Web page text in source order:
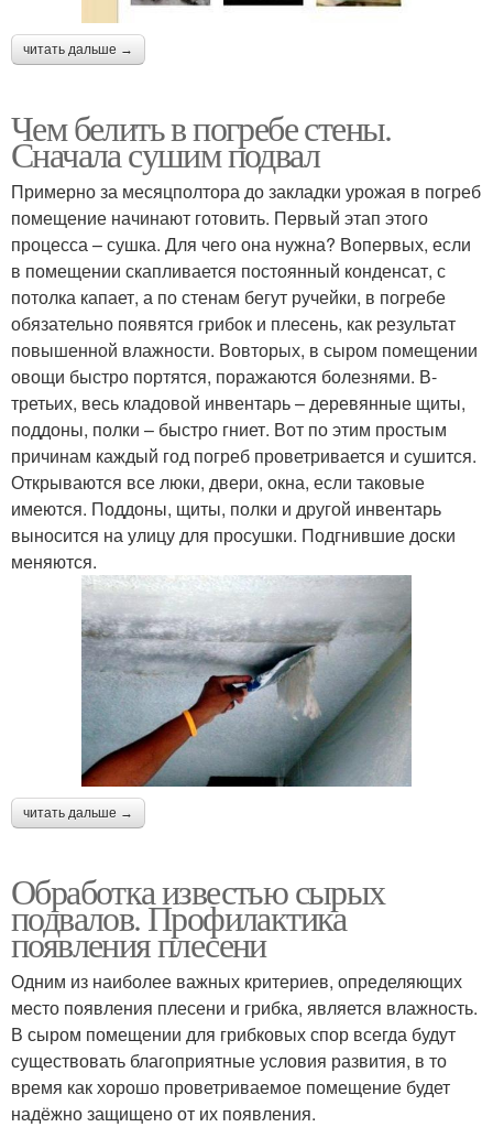
читать дальше →
Чем белить в погребе стены.
Сначала сушим подвал
Примерно за месяц­полтора до закладки урожая в погреб
помещение начинают готовить. Первый этап этого
процесса – сушка. Для чего она нужна? Во­первых, если
в помещении скапливается постоянный конденсат, с
потолка капает, а по стенам бегут ручейки, в погребе
обязательно появятся грибок и плесень, как результат
повышенной влажности. Во­вторых, в сыром помещении
овощи быстро портятся, поражаются болезнями. В­
третьих, весь кладовой инвентарь – деревянные щиты,
поддоны, полки – быстро гниет. Вот по этим простым
причинам каждый год погреб проветривается и сушится.
Открываются все люки, двери, окна, если таковые
имеются. Поддоны, щиты, полки и другой инвентарь
выносится на улицу для просушки. Подгнившие доски
меняются.
читать дальше →
Обработка известью сырых
подвалов. Профилактика
появления плесени
Одним из наиболее важных критериев, определяющих
место появления плесени и грибка, является влажность.
В сыром помещении для грибковых спор всегда будут
существовать благоприятные условия развития, в то
время как хорошо проветриваемое помещение будет
надёжно защищено от их появления.